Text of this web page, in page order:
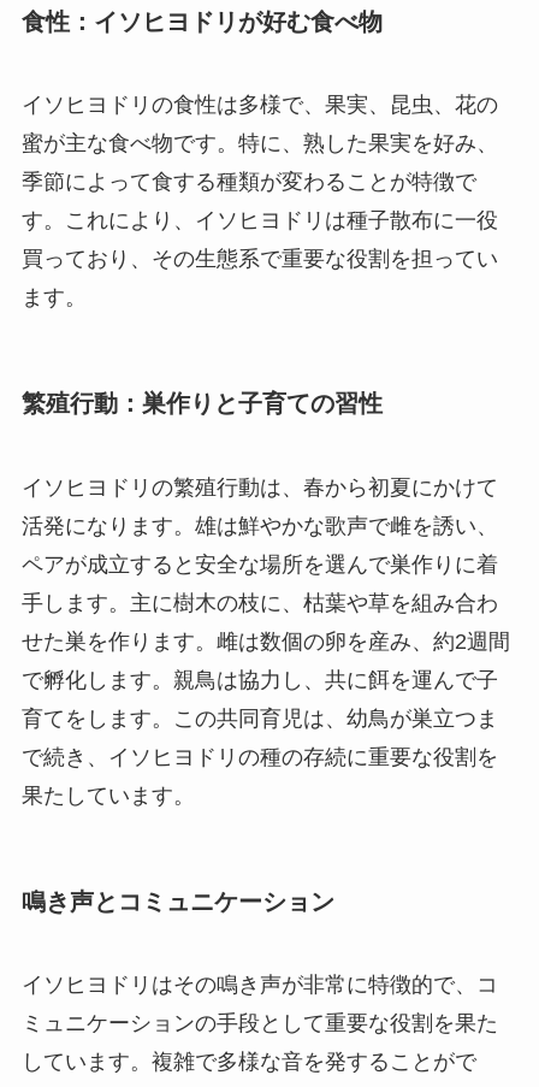
食性：イソヒヨドリが好む食べ物
イソヒヨドリの食性は多様で、果実、昆虫、花の
蜜が主な食べ物です。特に、熟した果実を好み、
季節によって食する種類が変わることが特徴で
す。これにより、イソヒヨドリは種子散布に一役
買っており、その生態系で重要な役割を担ってい
ます。
繁殖行動：巣作りと子育ての習性
イソヒヨドリの繁殖行動は、春から初夏にかけて
活発になります。雄は鮮やかな歌声で雌を誘い、
ペアが成立すると安全な場所を選んで巣作りに着
手します。主に樹木の枝に、枯葉や草を組み合わ
せた巣を作ります。雌は数個の卵を産み、約2週間
で孵化します。親鳥は協力し、共に餌を運んで子
育てをします。この共同育児は、幼鳥が巣立つま
で続き、イソヒヨドリの種の存続に重要な役割を
果たしています。
鳴き声とコミュニケーション
イソヒヨドリはその鳴き声が非常に特徴的で、コ
ミュニケーションの手段として重要な役割を果た
しています。複雑で多様な音を発することがで